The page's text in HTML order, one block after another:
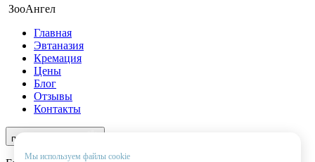
Мы используем файлы cookie
ЗооАнгел
Главная
Эвтаназия
Кремация
Цены
Блог
Отзывы
Контакты
перезвоните мне